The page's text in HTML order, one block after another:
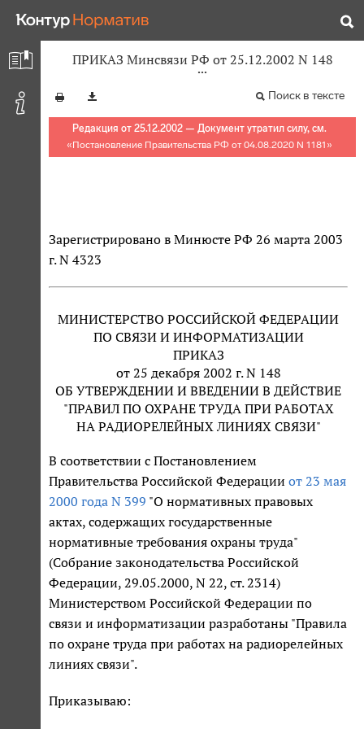
ПРИКАЗ Минсвязи РФ от 25.12.2002 N 148
Поиск в тексте
Редакция от 25.12.2002 — Документ утратил силу, см.
«Постановление Правительства РФ от 04.08.2020 N 1181 »
Зарегистрировано в Минюсте РФ 26 марта 2003
г. N 4323
МИНИСТЕРСТВО РОССИЙСКОЙ ФЕДЕРАЦИИ
ПО СВЯЗИ И ИНФОРМАТИЗАЦИИ
ПРИКАЗ
от 25 декабря 2002 г. N 148
ОБ УТВЕРЖДЕНИИ И ВВЕДЕНИИ В ДЕЙСТВИЕ
"ПРАВИЛ ПО ОХРАНЕ ТРУДА ПРИ РАБОТАХ
НА РАДИОРЕЛЕЙНЫХ ЛИНИЯХ СВЯЗИ"
В соответствии с Постановлением
Правительства Российской Федерации от 23 мая
2000 года N 399 "О нормативных правовых
актах, содержащих государственные
нормативные требования охраны труда"
(Собрание законодательства Российской
Федерации, 29.05.2000, N 22, ст. 2314)
Министерством Российской Федерации по
связи и информатизации разработаны "Правила
по охране труда при работах на радиорелейных
линиях связи".
Приказываю: